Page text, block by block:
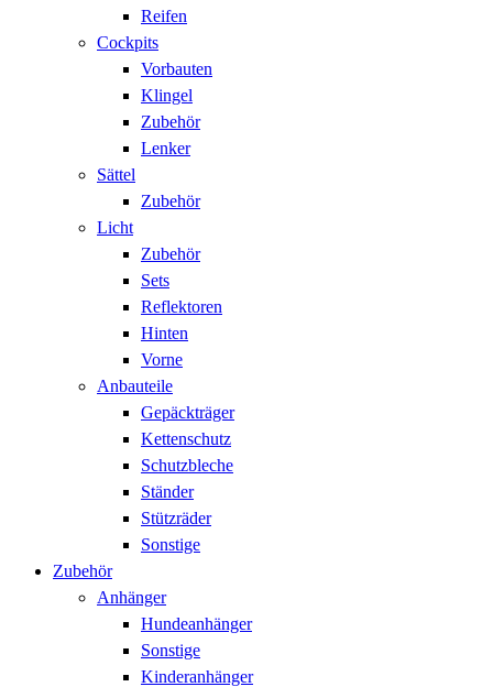
Reifen
Cockpits
Vorbauten
Klingel
Zubehör
Lenker
Sättel
Zubehör
Licht
Zubehör
Sets
Reflektoren
Hinten
Vorne
Anbauteile
Gepäckträger
Kettenschutz
Schutzbleche
Ständer
Stützräder
Sonstige
Zubehör
Anhänger
Hundeanhänger
Sonstige
Kinderanhänger